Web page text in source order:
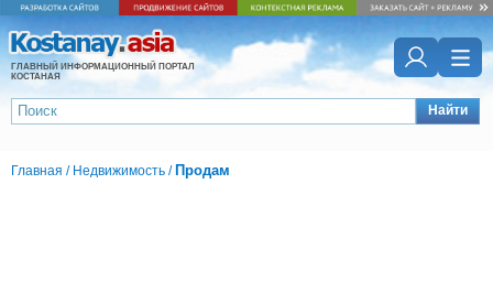
ГЛАВНЫЙ ИНФОРМАЦИОННЫЙ ПОРТАЛ
КОСТАНАЯ
Найти
Главная / Недвижимость / Продам